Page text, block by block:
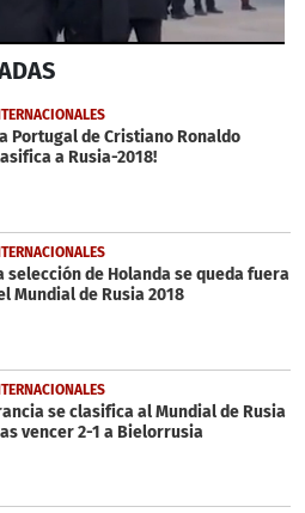
Portugal de Cristiano Ronaldo
a Rusia-2018!
selección de Holanda se queda fuera
Mundial de Rusia 2018
se clasifica al Mundial de Rusia
vencer 2-1 a Bielorrusia